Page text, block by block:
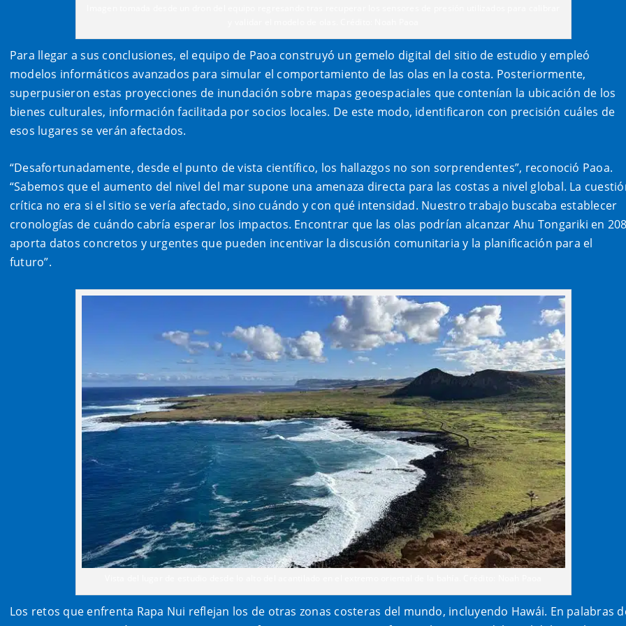
Para llegar a sus conclusiones, el equipo de Paoa construyó un gemelo digital del sitio de estudio y empleó
modelos informáticos avanzados para simular el comportamiento de las olas en la costa. Posteriormente,
superpusieron estas proyecciones de inundación sobre mapas geoespaciales que contenían la ubicación de los
bienes culturales, información facilitada por socios locales. De este modo, identificaron con precisión cuáles de
esos lugares se verán afectados.
“Desafortunadamente, desde el punto de vista científico, los hallazgos no son sorprendentes”, reconoció Paoa.
“Sabemos que el aumento del nivel del mar supone una amenaza directa para las costas a nivel global. La
crítica no era si el sitio se vería afectado, sino cuándo y con qué intensidad. Nuestro trabajo buscaba establecer
cronologías de cuándo cabría esperar los impactos. Encontrar que las olas podrían alcanzar Ahu Tongariki en
aporta datos concretos y urgentes que pueden incentivar la discusión comunitaria y la planificación para el
futuro”.
Los retos que enfrenta Rapa Nui reflejan los de otras zonas costeras del mundo, incluyendo Hawái. En palabras